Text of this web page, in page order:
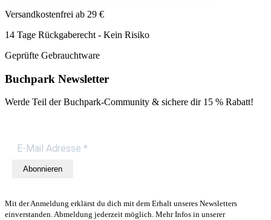
Versandkostenfrei ab 29 €
14 Tage Rückgaberecht - Kein Risiko
Geprüfte Gebrauchtware
Buchpark Newsletter
Werde Teil der Buchpark-Community & sichere dir 15 % Rabatt!
Abonnieren
Mit der Anmeldung erklärst du dich mit dem Erhalt unseres Newsletters
einverstanden. Abmeldung jederzeit möglich. Mehr Infos in unserer